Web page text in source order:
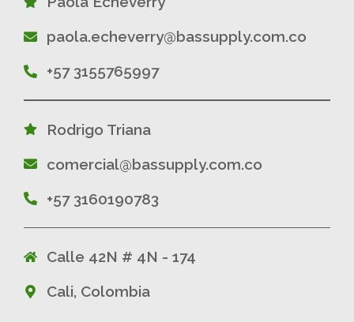
paola.echeverry@bassupply.com.co
+57 3155765997
Rodrigo Triana
comercial@bassupply.com.co
+57 3160190783
Calle 42N # 4N - 174
Cali, Colombia